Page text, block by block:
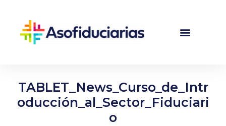
TABLET_News_Curso_de_Intr
oducción_al_Sector_Fiduciari
o